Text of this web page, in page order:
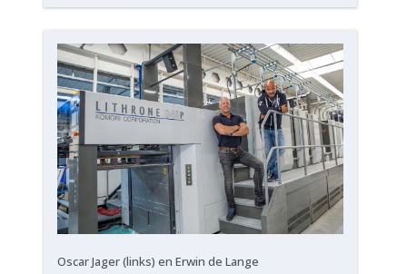
Oscar Jager (links) en Erwin de Lange